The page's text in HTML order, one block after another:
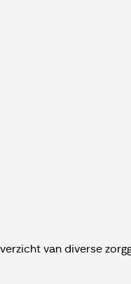
van diverse